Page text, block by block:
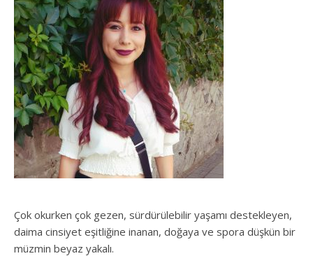
Çok okurken çok gezen, sürdürülebilir yaşamı destekleyen,
daima cinsiyet eşitliğine inanan, doğaya ve spora düşkün bir
müzmin beyaz yakalı.